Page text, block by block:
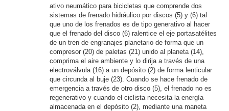
ativo neumático para bicicletas que comprende dos
sistemas de frenado hidráulico por discos (5) y (6) tal
que uno de los frenados es de tipo generativo al hacer
que el frenado del disco (6) ralentice el eje portasatélites
de un tren de engranajes planetario de forma que un
compresor (20) de paletas (21) unido al planeta (14),
comprima el aire ambiente y lo dirija a través de una
electroválvula (16) a un depósito (2) de forma lenticular
que circunda al buje (23). Cuando se hace frenado de
emergencia a través de otro disco (5), el frenado no es
regenerativo y cuando el ciclista necesita la energía
almacenada en el depósito (2), mediante una maneta